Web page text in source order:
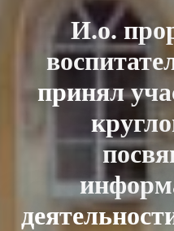
И.о.
принял